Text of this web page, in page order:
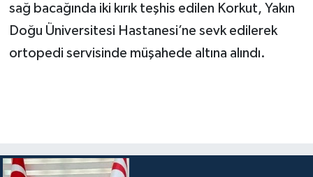
sağ bacağında iki kırık teşhis edilen Korkut, Yakın
Doğu Üniversitesi Hastanesi’ne sevk edilerek
ortopedi servisinde müşahede altına alındı.